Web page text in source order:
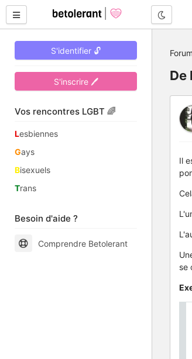
S'identifier 🔓
S'inscrire 🖊
Vos rencontres LGBT 🌈
Lesbiennes
Gays
Bisexuels
Trans
Besoin d'aide ?
Comprendre Betolerant
De
Il
se